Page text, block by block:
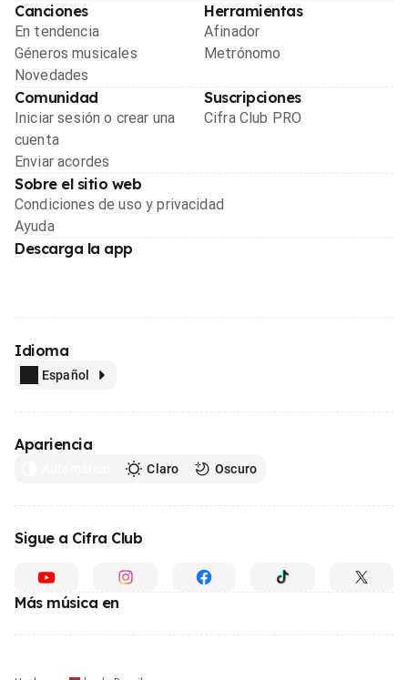
Canciones
En tendencia
Géneros musicales
Novedades
Herramientas
Afinador
Metrónomo
Comunidad
Iniciar sesión o crear una
cuenta
Enviar acordes
Suscripciones
Cifra Club PRO
Sobre el sitio web
Condiciones de uso y privacidad
Ayuda
Descarga la app
Idioma
Español
Apariencia
Claro Oscuro
Sigue a Cifra Club
Más música en